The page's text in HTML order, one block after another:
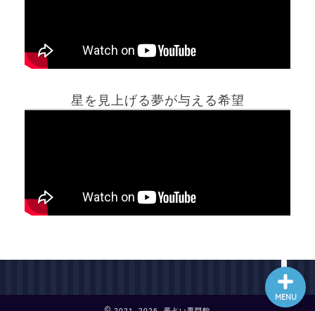
星を見上げる夢が与える希望
MENU
ホーム
最新記事動画